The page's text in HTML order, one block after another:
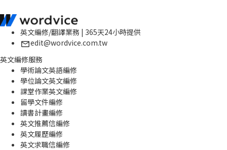
英文編修/翻譯業務 | 365天24小時提供
edit@wordvice.com.tw
英文編修服務
學術論文英語編修
學位論文英文編修
課堂作業英文編修
留學文件編修
讀書計畫編修
英文推薦信編修
英文履歷編修
英文求職信編修